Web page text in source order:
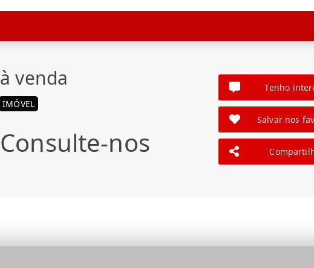
à venda
IMÓVEL
Consulte-nos
Tenho
Salvar nos